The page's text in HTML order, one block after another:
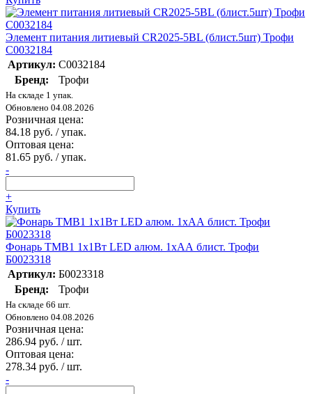
Элемент питания литиевый CR2025-5BL (блист.5шт) Трофи
C0032184
Артикул: C0032184
Бренд:
Трофи
На складе 1 упак.
Обновлено 04.08.2026
Розничная цена:
84.18 руб. / упак.
Оптовая цена:
81.65 руб. / упак.
-
+
Купить
Фонарь TMB1 1х1Вт LED алюм. 1хАА блист. Трофи
Б0023318
Артикул: Б0023318
Бренд:
Трофи
На складе 66 шт.
Обновлено 04.08.2026
Розничная цена:
286.94 руб. / шт.
Оптовая цена:
278.34 руб. / шт.
-